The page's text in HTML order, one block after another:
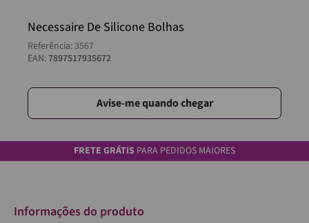
Necessaire De Silicone Bolhas
Referência:3567
EAN:7897517935672
Avise-me quando chegar
FRETE GRÁTIS PARA PEDIDOS MAIORES
Informações do produto